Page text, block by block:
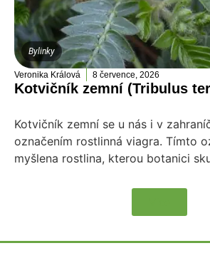
Bylinky
Veronika Králová 8 července, 2026
Kotvičník zemní (Tribulus
Kotvičník zemní se u nás i v
označením rostlinná viagra. Tímto
myšlena rostlina, kterou botanici